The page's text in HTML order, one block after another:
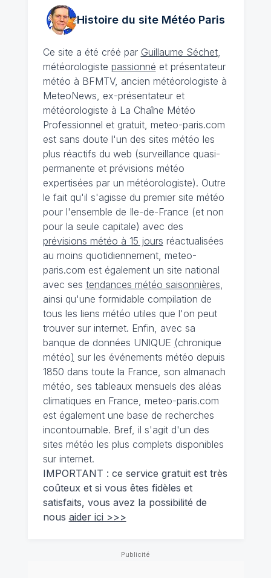
Histoire du site MétéoParis
Ce site a été créé par Guillaume Séchet,
météorologiste passionné et présentateur
météo à BFMTV, ancien météorologiste à
MeteoNews, ex-présentateur et
météorologiste à La Chaîne Météo
Professionnel et gratuit, meteo-paris.com
est sans doute l'un des sites météo les
plus réactifs du web (surveillance quasi-
permanente et prévisions météo
expertisées par un météorologiste). Outre
le fait qu'il s'agisse du premier site météo
pour l'ensemble de Ile-de-France (et non
pour la seule capitale) avec des
prévisions météo à 15 jours réactualisées
au moins quotidiennement, meteo-
paris.com est également un site national
avec ses tendances météo saisonnières,
ainsi qu'une formidable compilation de
tous les liens météo utiles que l'on peut
trouver sur internet. Enfin, avec sa
banque de données UNIQUE (chronique
météo) sur les événements météo depuis
1850 dans toute la France, son almanach
météo, ses tableaux mensuels des aléas
climatiques en France, meteo-paris.com
est également une base de recherches
incontournable. Bref, il s'agit d'un des
sites météo les plus complets disponibles
sur internet.
IMPORTANT : ce service gratuit est très
coûteux et si vous êtes fidèles et
satisfaits, vous avez la possibilité de
nous aider ici >>>